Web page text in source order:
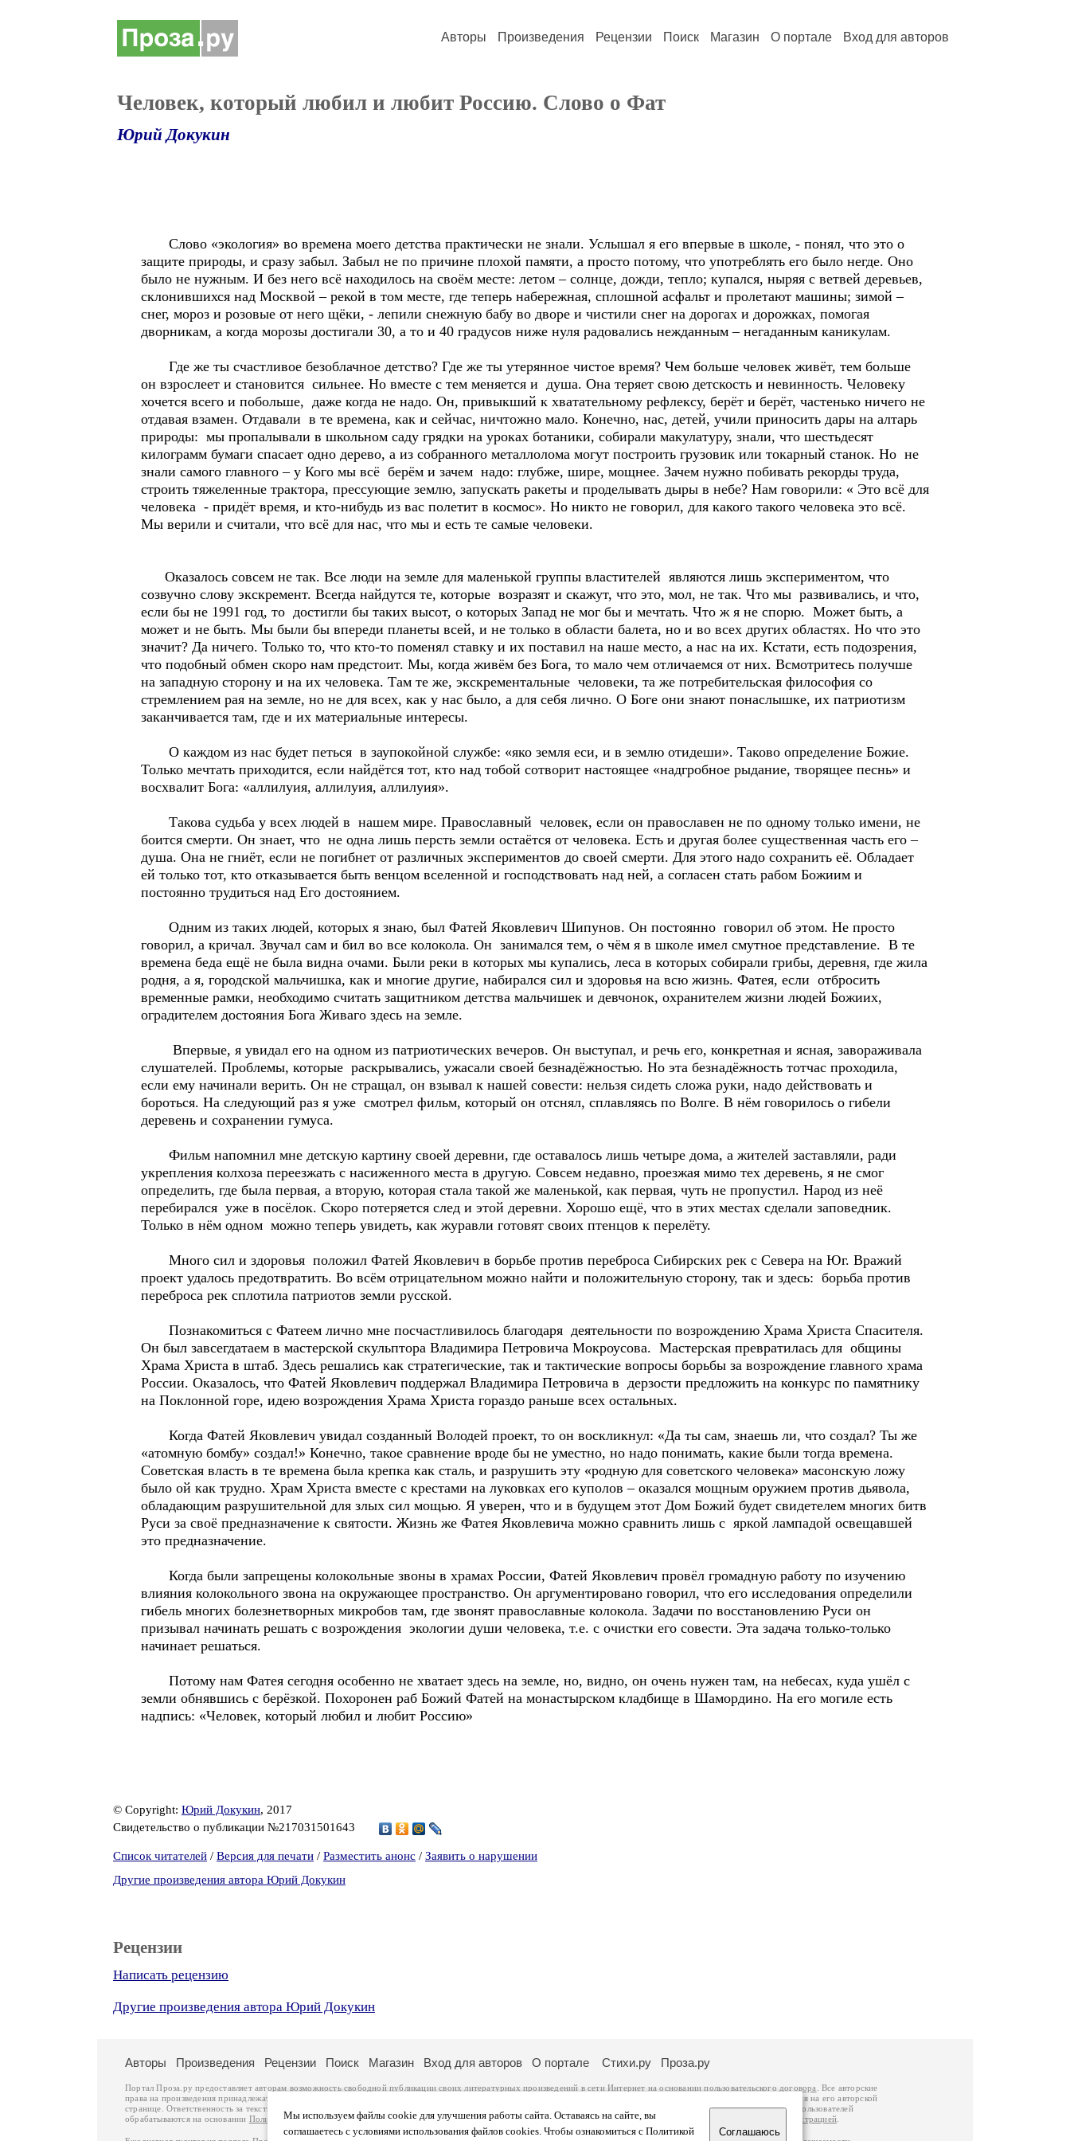
Авторы Произведения Рецензии Поиск Магазин О портале Вход для авторов
Человек, который любил и любит Россию. Слово о Фат
Юрий Докукин
Слово «экология» во времена моего детства практически не знали. Услышал я его впервые в школе, - понял, что это о
защите природы, и сразу забыл. Забыл не по причине плохой памяти, а просто потому, что употреблять его было негде. Оно
было не нужным. И без него всё находилось на своём месте: летом – солнце, дожди, тепло; купался, ныряя с ветвей деревьев,
склонившихся над Москвой – рекой в том месте, где теперь набережная, сплошной асфальт и пролетают машины; зимой –
снег, мороз и розовые от него щёки, - лепили снежную бабу во дворе и чистили снег на дорогах и дорожках, помогая
дворникам, а когда морозы достигали 30, а то и 40 градусов ниже нуля радовались нежданным – негаданным каникулам.
Где же ты счастливое безоблачное детство? Где же ты утерянное чистое время? Чем больше человек живёт, тем больше
он взрослеет и становится сильнее. Но вместе с тем меняется и душа. Она теряет свою детскость и невинность. Человеку
хочется всего и побольше, даже когда не надо. Он, привыкший к хватательному рефлексу, берёт и берёт, частенько ничего не
отдавая взамен. Отдавали в те времена, как и сейчас, ничтожно мало. Конечно, нас, детей, учили приносить дары на алтарь
природы: мы пропалывали в школьном саду грядки на уроках ботаники, собирали макулатуру, знали, что шестьдесят
килограмм бумаги спасает одно дерево, а из собранного металлолома могут построить грузовик или токарный станок. Но не
знали самого главного – у Кого мы всё берём и зачем надо: глубже, шире, мощнее. Зачем нужно побивать рекорды труда,
строить тяжеленные трактора, прессующие землю, запускать ракеты и проделывать дыры в небе? Нам говорили: « Это всё для
человека - придёт время, и кто-нибудь из вас полетит в космос». Но никто не говорил, для какого такого человека это всё.
Мы верили и считали, что всё для нас, что мы и есть те самые человеки.
Оказалось совсем не так. Все люди на земле для маленькой группы властителей являются лишь экспериментом, что
созвучно слову экскремент. Всегда найдутся те, которые возразят и скажут, что это, мол, не так. Что мы развивались, и что,
если бы не 1991 год, то достигли бы таких высот, о которых Запад не мог бы и мечтать. Что ж я не спорю. Может быть, а
может и не быть. Мы были бы впереди планеты всей, и не только в области балета, но и во всех других областях. Но что это
значит? Да ничего. Только то, что кто-то поменял ставку и их поставил на наше место, а нас на их. Кстати, есть подозрения,
что подобный обмен скоро нам предстоит. Мы, когда живём без Бога, то мало чем отличаемся от них. Всмотритесь получше
на западную сторону и на их человека. Там те же, экскрементальные человеки, та же потребительская философия со
стремлением рая на земле, но не для всех, как у нас было, а для себя лично. О Боге они знают понаслышке, их патриотизм
заканчивается там, где и их материальные интересы.
О каждом из нас будет петься в заупокойной службе: «яко земля еси, и в землю отидеши». Таково определение Божие.
Только мечтать приходится, если найдётся тот, кто над тобой сотворит настоящее «надгробное рыдание, творящее песнь» и
восхвалит Бога: «аллилуия, аллилуия, аллилуия».
Такова судьба у всех людей в нашем мире. Православный человек, если он православен не по одному только имени, не
боится смерти. Он знает, что не одна лишь персть земли остаётся от человека. Есть и другая более существенная часть его –
душа. Она не гниёт, если не погибнет от различных экспериментов до своей смерти. Для этого надо сохранить её. Обладает
ей только тот, кто отказывается быть венцом вселенной и господствовать над ней, а согласен стать рабом Божиим и
постоянно трудиться над Его достоянием.
Одним из таких людей, которых я знаю, был Фатей Яковлевич Шипунов. Он постоянно говорил об этом. Не просто
говорил, а кричал. Звучал сам и бил во все колокола. Он занимался тем, о чём я в школе имел смутное представление. В те
времена беда ещё не была видна очами. Были реки в которых мы купались, леса в которых собирали грибы, деревня, где жила
родня, а я, городской мальчишка, как и многие другие, набирался сил и здоровья на всю жизнь. Фатея, если отбросить
временные рамки, необходимо считать защитником детства мальчишек и девчонок, охранителем жизни людей Божиих,
оградителем достояния Бога Живаго здесь на земле.
Впервые, я увидал его на одном из патриотических вечеров. Он выступал, и речь его, конкретная и ясная, завораживала
слушателей. Проблемы, которые раскрывались, ужасали своей безнадёжностью. Но эта безнадёжность тотчас проходила,
если ему начинали верить. Он не стращал, он взывал к нашей совести: нельзя сидеть сложа руки, надо действовать и
бороться. На следующий раз я уже смотрел фильм, который он отснял, сплавляясь по Волге. В нём говорилось о гибели
деревень и сохранении гумуса.
Фильм напомнил мне детскую картину своей деревни, где оставалось лишь четыре дома, а жителей заставляли, ради
укрепления колхоза переезжать с насиженного места в другую. Совсем недавно, проезжая мимо тех деревень, я не смог
определить, где была первая, а вторую, которая стала такой же маленькой, как первая, чуть не пропустил. Народ из неё
перебирался уже в посёлок. Скоро потеряется след и этой деревни. Хорошо ещё, что в этих местах сделали заповедник.
Только в нём одном можно теперь увидеть, как журавли готовят своих птенцов к перелёту.
Много сил и здоровья положил Фатей Яковлевич в борьбе против переброса Сибирских рек с Севера на Юг. Вражий
проект удалось предотвратить. Во всём отрицательном можно найти и положительную сторону, так и здесь: борьба против
переброса рек сплотила патриотов земли русской.
Познакомиться с Фатеем лично мне посчастливилось благодаря деятельности по возрождению Храма Христа Спасителя.
Он был завсегдатаем в мастерской скульптора Владимира Петровича Мокроусова. Мастерская превратилась для общины
Храма Христа в штаб. Здесь решались как стратегические, так и тактические вопросы борьбы за возрождение главного храма
России. Оказалось, что Фатей Яковлевич поддержал Владимира Петровича в дерзости предложить на конкурс по памятнику
на Поклонной горе, идею возрождения Храма Христа гораздо раньше всех остальных.
Когда Фатей Яковлевич увидал созданный Володей проект, то он воскликнул: «Да ты сам, знаешь ли, что создал? Ты же
«атомную бомбу» создал!» Конечно, такое сравнение вроде бы не уместно, но надо понимать, какие были тогда времена.
Советская власть в те времена была крепка как сталь, и разрушить эту «родную для советского человека» масонскую ложу
было ой как трудно. Храм Христа вместе с крестами на луковках его куполов – оказался мощным оружием против дьявола,
обладающим разрушительной для злых сил мощью. Я уверен, что и в будущем этот Дом Божий будет свидетелем многих битв
Руси за своё предназначение к святости. Жизнь же Фатея Яковлевича можно сравнить лишь с яркой лампадой освещавшей
это предназначение.
Когда были запрещены колокольные звоны в храмах России, Фатей Яковлевич провёл громадную работу по изучению
влияния колокольного звона на окружающее пространство. Он аргументировано говорил, что его исследования определили
гибель многих болезнетворных микробов там, где звонят православные колокола. Задачи по восстановлению Руси он
призывал начинать решать с возрождения экологии души человека, т.е. с очистки его совести. Эта задача только-только
начинает решаться.
Потому нам Фатея сегодня особенно не хватает здесь на земле, но, видно, он очень нужен там, на небесах, куда ушёл с
земли обнявшись с берёзкой. Похоронен раб Божий Фатей на монастырском кладбище в Шамордино. На его могиле есть
надпись: «Человек, который любил и любит Россию»
© Copyright: Юрий Докукин, 2017
Свидетельство о публикации №217031501643
Список читателей / Версия для печати / Разместить анонс / Заявить о нарушении
Другие произведения автора Юрий Докукин
Рецензии
Написать рецензию
Другие произведения автора Юрий Докукин
Мы используем файлы cookie для улучшения работы сайта. Оставаясь на сайте, вы
соглашаетесь с условиями использования файлов cookies. Чтобы ознакомиться с Политикой
Соглашаюсь
Авторы Произведения Рецензии Поиск Магазин Вход для авторов О портале Стихи.ру Проза.ру
Портал Проза.ру предоставляет авторам возможность свободной публикации своих литературных произведений в сети Интернет на основаниипользовательского договора
. Все авторские
права на произведения принадлежат авторам и охраняются
. Перепечатка произведений возможна только с согласия его автора, к которому вы можете обратиться на его авторской
странице. Ответственность за тексты произведений авторы несут самостоятельно на основании
законодательства Российской Федерации. Данные пользователей
обрабатываются на основании Политики обработки персональных данных. Вы также можете посмотреть более подробнуюинформацию о портале связаться с администрацией